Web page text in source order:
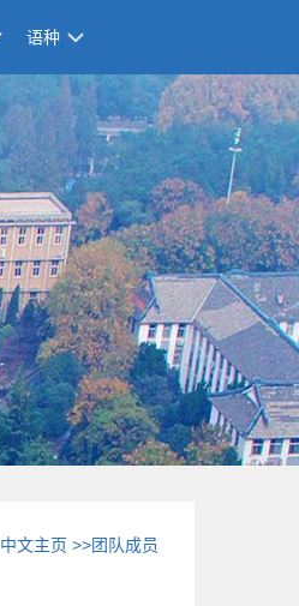
语种
中文主页 >>团队成员